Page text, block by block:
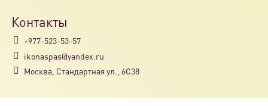
Контакты
+977-523-53-57
ikonaspas@yandex.ru
Москва, Стандартная ул., 6С38